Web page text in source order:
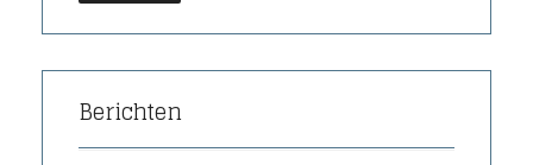
Berichten